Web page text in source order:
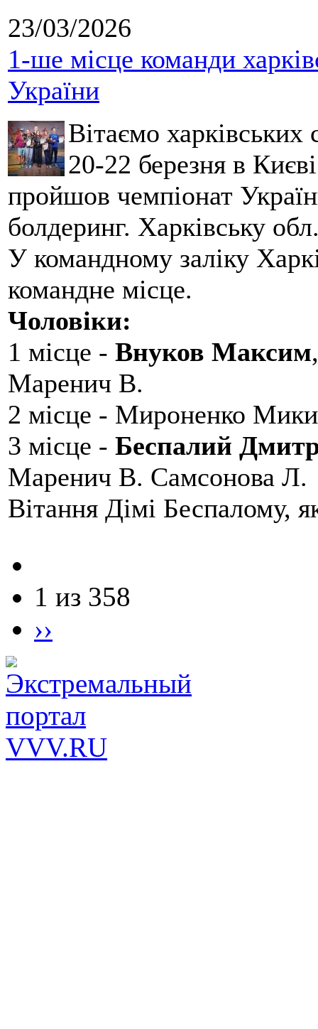
23/03/2026
1-ше місце команди
України
Вітаємо
20-22 березня в
пройшов чемпіонат
болдеринг. Харківську
У командному заліку
командне місце.
Чоловіки:
1 місце - Внуков Максим
Маренич В.
2 місце - Мироненко
3 місце - Беспалий
Маренич В. Самсонова Л.
Вітання Дімі Беспалому,
1 из 358
››